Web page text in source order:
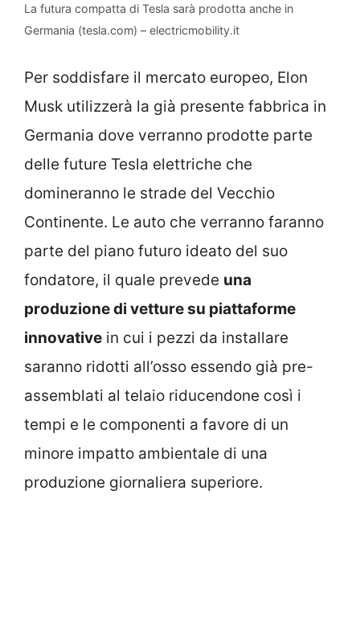
La futura compatta di Tesla sarà prodotta anche in
Germania (tesla.com) – electricmobility.it
Per soddisfare il mercato europeo, Elon
Musk utilizzerà la già presente fabbrica in
Germania dove verranno prodotte parte
delle future Tesla elettriche che
domineranno le strade del Vecchio
Continente. Le auto che verranno faranno
parte del piano futuro ideato del suo
fondatore, il quale prevede una
produzione di vetture su piattaforme
innovative in cui i pezzi da installare
saranno ridotti all’osso essendo già pre-
assemblati al telaio riducendone così i
tempi e le componenti a favore di un
minore impatto ambientale di una
produzione giornaliera superiore.